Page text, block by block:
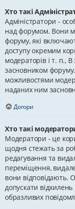
Хто такі
Адміністратори -
над форумом. Вони
форуму, які
доступу окремим
модераторів і т. п.,
засновником
можливостями
наданих ним
Догори
Хто такі
Модератори - це
щодня стежать за
редагування та
переміщення,
вони відповідають.
допускати
образливих